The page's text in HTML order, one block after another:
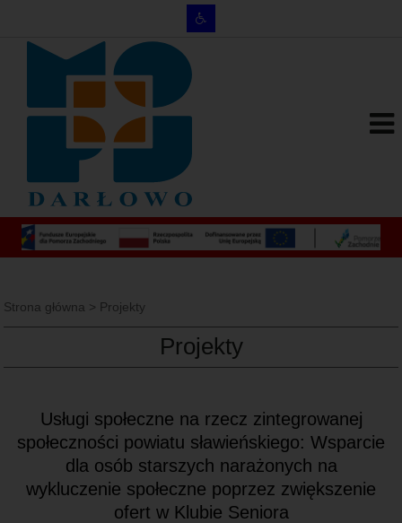
Strona główna > Projekty
Projekty
Usługi społeczne na rzecz zintegrowanej
społeczności powiatu sławieńskiego: Wsparcie
dla osób starszych narażonych na
wykluczenie społeczne poprzez zwiększenie
ofert w Klubie Seniora